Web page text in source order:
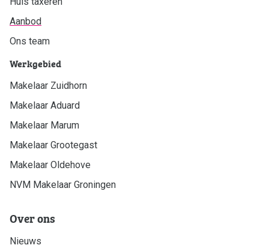
Aanbod
Ons team
Werkgebied
Makelaar Zuidhorn
Makelaar Aduard
Makelaar Marum
Makelaar Grootegast
Makelaar Oldehove
NVM Makelaar Groningen
Over ons
Nieuws